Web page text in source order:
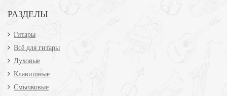
РАЗДЕЛЫ
Гитары
Всё для гитары
Духовые
Клавишные
Смычковые